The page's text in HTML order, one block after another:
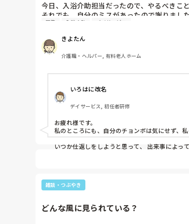
今日、入浴介助担当だったので、やるべきこ
それでも、自分のミスがあったので謝りまし
かなりショックでした。
同僚 入浴介助 デイサービス
きよたん
介護職・ヘルパー, 有料老人ホーム
いろはに改名
デイサービス, 初任者研修
お疲れ様です。
私のところにも、自分のチョンボは気にせず、
いつか仕返しをしようと思って、 出来事によっ
雑談・つぶやき
どんな風に見られている？